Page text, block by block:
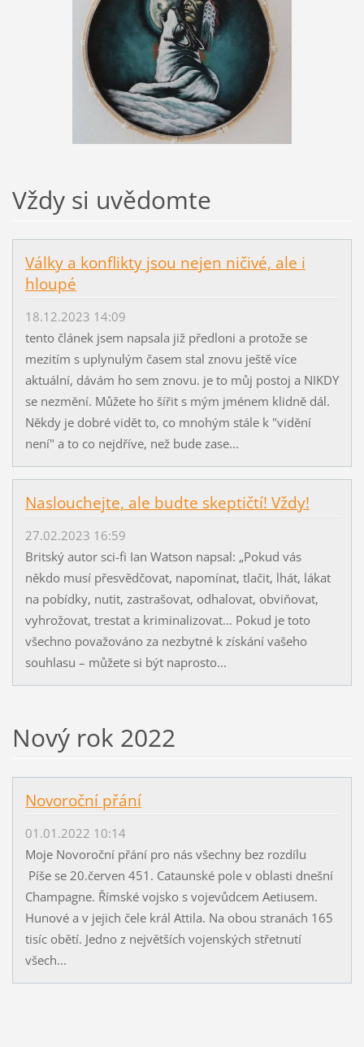
Vždy si uvědomte
Války a konflikty jsou nejen ničivé, ale i
hloupé
18.12.2023 14:09
tento článek jsem napsala již předloni a protože se
mezitím s uplynulým časem stal znovu ještě více
aktuální, dávám ho sem znovu. je to můj postoj a NIKDY
se nezmění. Můžete ho šířit s mým jménem klidně dál.
Někdy je dobré vidět to, co mnohým stále k "vidění
není" a to co nejdříve, než bude zase...
Naslouchejte, ale budte skeptičtí! Vždy!
27.02.2023 16:59
Britský autor sci-fi Ian Watson napsal: „Pokud vás
někdo musí přesvědčovat, napomínat, tlačit, lhát, lákat
na pobídky, nutit, zastrašovat, odhalovat, obviňovat,
vyhrožovat, trestat a kriminalizovat… Pokud je toto
všechno považováno za nezbytné k získání vašeho
souhlasu – můžete si být naprosto...
Nový rok 2022
Novoroční přání
01.01.2022 10:14
Moje Novoroční přání pro nás všechny bez rozdílu
Píše se 20.červen 451. Cataunské pole v oblasti dnešní
Champagne. Římské vojsko s vojevůdcem Aetiusem.
Hunové a v jejich čele král Attila. Na obou stranách 165
tisíc obětí. Jedno z největších vojenských střetnutí
všech...